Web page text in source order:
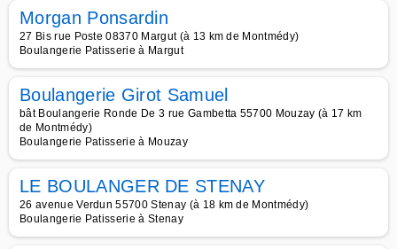
Morgan Ponsardin
27 Bis rue Poste 08370 Margut (à 13 km de Montmédy)
Boulangerie Patisserie à Margut
Boulangerie Girot Samuel
bât Boulangerie Ronde De 3 rue Gambetta 55700 Mouzay (à 17 km
de Montmédy)
Boulangerie Patisserie à Mouzay
LE BOULANGER DE STENAY
26 avenue Verdun 55700 Stenay (à 18 km de Montmédy)
Boulangerie Patisserie à Stenay